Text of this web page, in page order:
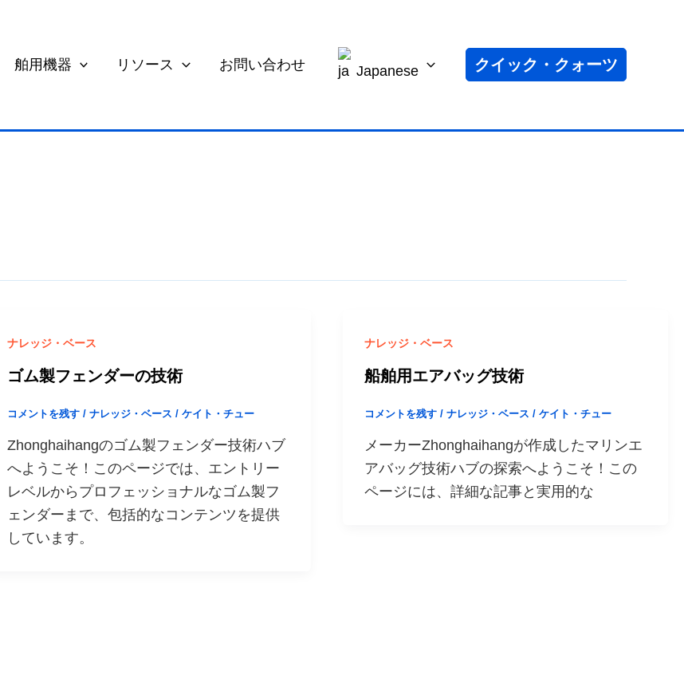
舶用機器 リソース お問い合わせ Japanese クイック・クォーツ
ナレッジ・ベース
ゴム製フェンダーの技術
コメントを残す / ナレッジ・ベース / ケイト・チュー
Zhonghaihangのゴム製フェンダー技術ハブ
へようこそ！このページでは、エントリー
レベルからプロフェッショナルなゴム製フ
ェンダーまで、包括的なコンテンツを提供
しています。
ナレッジ・ベース
船舶用エアバッグ技術
コメントを残す / ナレッジ・ベース / ケイト・チュー
メーカーZhonghaihangが作成したマリンエ
アバッグ技術ハブの探索へようこそ！この
ページには、詳細な記事と実用的な